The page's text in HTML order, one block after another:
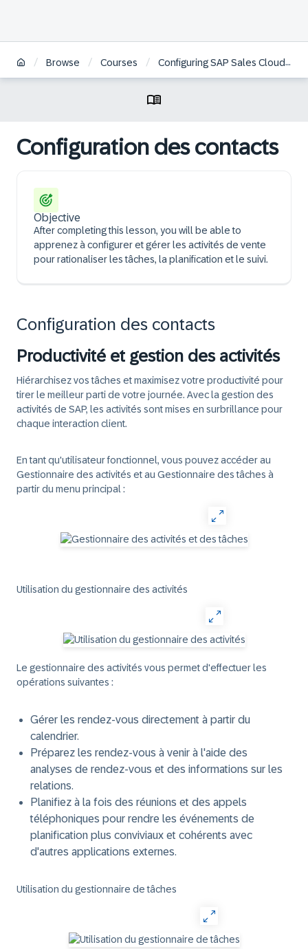
/ Browse / Courses / Configuring SAP Sales Cloud Version 2 | FR
Configuration des contacts
Objective
After completing this lesson, you will be able to
apprenez à configurer et gérer les activités de vente
pour rationaliser les tâches, la planification et le suivi.
Configuration des contacts
Productivité et gestion des activités
Hiérarchisez vos tâches et maximisez votre productivité pour
tirer le meilleur parti de votre journée. Avec la gestion des
activités de SAP, les activités sont mises en surbrillance pour
chaque interaction client.
En tant qu'utilisateur fonctionnel, vous pouvez accéder au
Gestionnaire des activités et au Gestionnaire des tâches à
partir du menu principal :
Utilisation du gestionnaire des activités
Le gestionnaire des activités vous permet d'effectuer les
opérations suivantes :
Gérer les rendez-vous directement à partir du
calendrier.
Préparez les rendez-vous à venir à l'aide des
analyses de rendez-vous et des informations sur les
relations.
Planifiez à la fois des réunions et des appels
téléphoniques pour rendre les événements de
planification plus conviviaux et cohérents avec
d'autres applications externes.
Utilisation du gestionnaire de tâches